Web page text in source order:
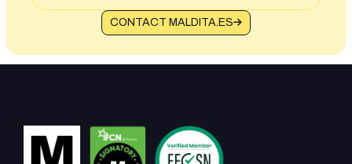
CONTACT MALDITA.ES